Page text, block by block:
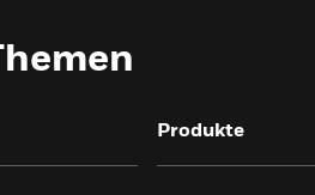
Produkte